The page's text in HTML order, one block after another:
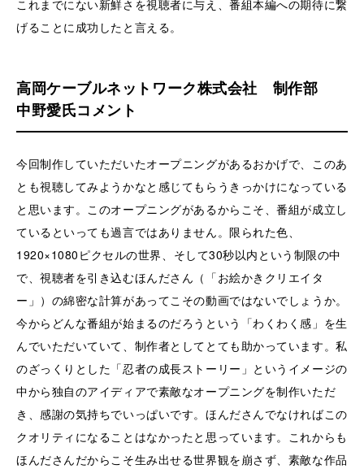
これまでにない新鮮さを視聴者に与え、番組本編への期待に繋
げることに成功したと言える。
高岡ケーブルネットワーク株式会社 制作部
中野愛氏コメント
今回制作していただいたオープニングがあるおかげで、このあ
とも視聴してみようかなと感じてもらうきっかけになっている
と思います。このオープニングがあるからこそ、番組が成立し
ているといっても過言ではありません。限られた色、
1920×1080ピクセルの世界、そして30秒以内という制限の中
で、視聴者を引き込むほんださん（「お絵かきクリエイタ
ー」）の綿密な計算があってこその動画ではないでしょうか。
今からどんな番組が始まるのだろうという「わくわく感」を生
んでいただいていて、制作者としてとても助かっています。私
のざっくりとした「忍者の成長ストーリー」というイメージの
中から独自のアイディアで素敵なオープニングを制作いただ
き、感謝の気持ちでいっぱいです。ほんださんでなければこの
クオリティになることはなかったと思っています。これからも
ほんださんだからこそ生み出せる世界観を崩さず、素敵な作品